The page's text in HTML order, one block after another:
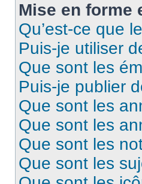
Mise en forme
Qu’est-ce que
Puis-je utiliser
Que sont les
Puis-je publier
Que sont les
Que sont les
Que sont les
Que sont les